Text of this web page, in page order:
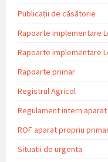
Publicații de căsătorie
Rapoarte implementare
Rapoarte implementare
Rapoarte primar
Registrul Agricol
Regulament intern
ROF aparat propriu
Situatii de urgenta